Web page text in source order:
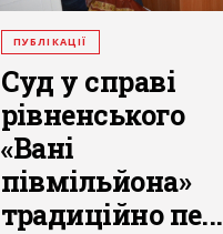
ПУБЛІКАЦІЇ
Суд у справі
рівненського
«Вані
півмільйона»
традиційно пе...